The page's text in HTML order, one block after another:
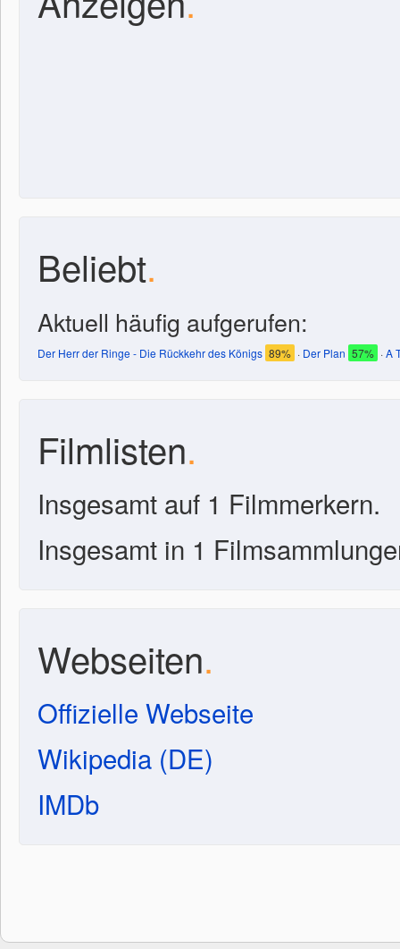
Beliebt.
Aktuell häufig aufgerufen:
Der Herr der Ringe - Die Rückkehr des Königs 89% · Der Plan 57% ·A
Filmlisten.
Insgesamt auf 1 Filmmerkern.
Insgesamt in 1
Webseiten.
Offizielle Webseite
Wikipedia (DE)
IMDb